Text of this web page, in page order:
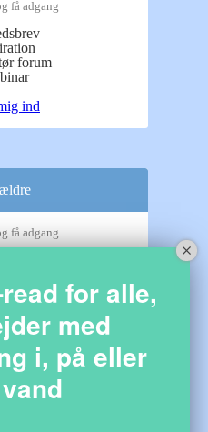
få adgang
forum
ind
få adgang
forum
med
for alle,
med
i, på eller